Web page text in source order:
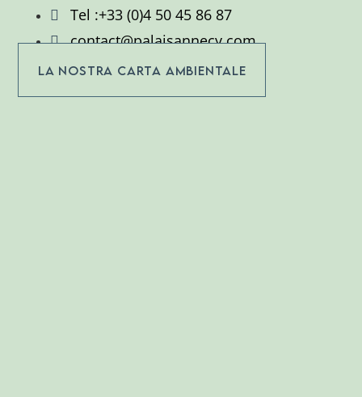
Tel :+33 (0)4 50 45 86 87
contact@palaisannecy.com
LA NOSTRA CARTA AMBIENTALE